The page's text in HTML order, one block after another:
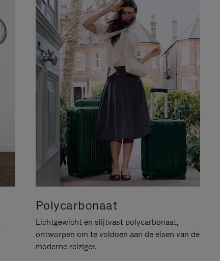
Polycarbonaat
Lichtgewicht en slijtvast polycarbonaat,
ontworpen om te voldoen aan de eisen van de
moderne reiziger.